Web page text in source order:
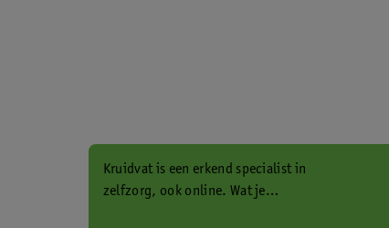
Kruidvat is een erkend specialist in
zelfzorg, ook online. Wat je